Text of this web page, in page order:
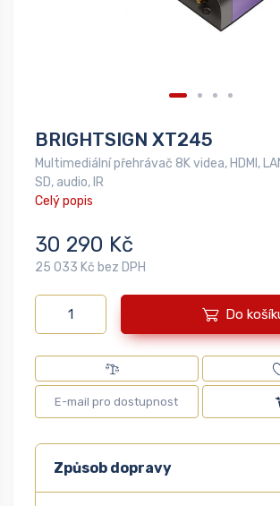
BRIGHTSIGN XT245
Multimediální přehrávač 8K videa, HDMI,
SD, audio, IR
Celý popis
30 290 Kč
25 033 Kč bez DPH
Do
Způsob dopravy